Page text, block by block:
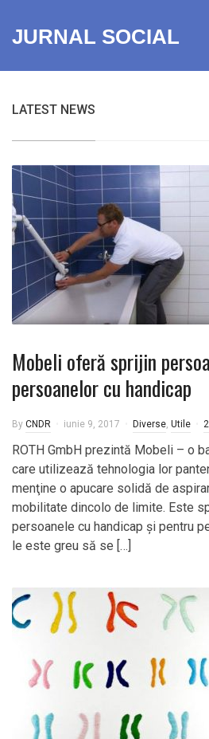
JURNAL SOCIAL
LATEST NEWS
Mobeli oferă sprijin
persoanelor cu handicap
By CNDR iunie 9, 2017 Diverse, Utile
ROTH GmbH prezintă Mobeli – o
care utilizează tehnologia lor
menţine o apucare solidă de
mobilitate dincolo de limite. Este
persoanele cu handicap şi pentru
le este greu să se […]